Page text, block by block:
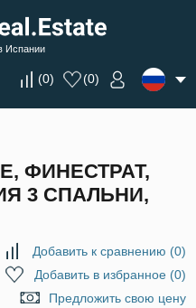
Испании
(0) (0)
ФИНЕСТРАТ,
3 СПАЛЬНИ,
Добавить к сравнению (0)
Добавить в избранное(0)
Предложить свою цену